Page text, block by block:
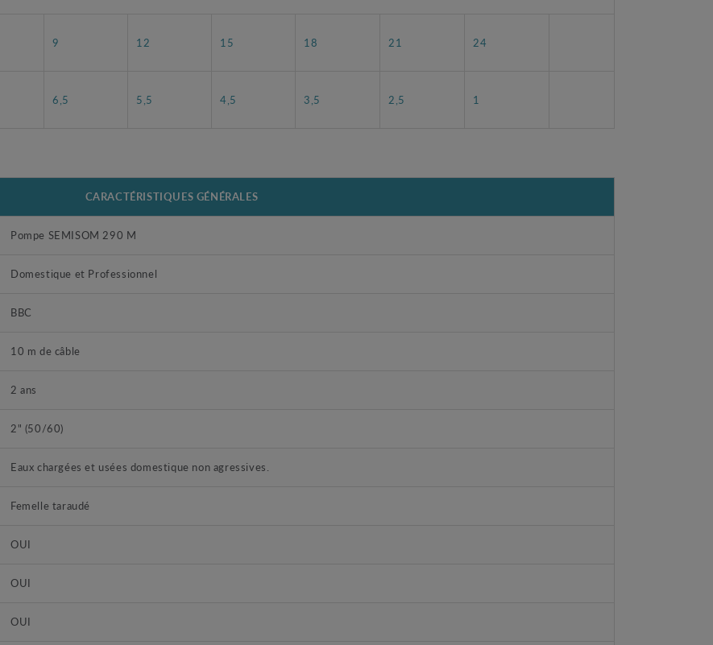
9 12 15 18 21 24
6,5 5,5 4,5 3,5 2,5 1
CARACTÉRISTIQUES GÉNÉRALES
Pompe SEMISOM 290 M
Domestique et Professionnel
BBC
10 m de câble
2 ans
2" (50/60)
Eaux chargées et usées domestique non agressives.
Femelle taraudé
OUI
OUI
OUI